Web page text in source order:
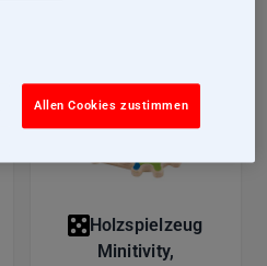
Holzspielzeug
Minitivity,
Allen Cookies zustimmen